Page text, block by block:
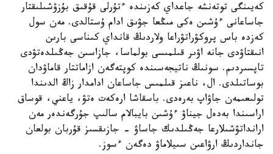
كەيىنگى توتەنشە جاعداي كەزىندە ءتۇرلى قۇقىق بۇزۋشىلىقتار
جاساعانى ءۇشىن ەكى مىڭعا جۋىق ادام ۇستالدى. مەن سول
كەزدە باس پروكۋراتۋراعا ولاردىڭ قانداي كىناسى بارىن
انىقتاۋدى جانە اۋىر قىلمىسى بولماسا، جازاسىن جەڭىلدەتۋدى
تاپسىردىم. سونىڭ ناتيجەسىندە كوپتەگەن ازاماتتار قاماۋدان
بوساتىلدى. ال، ناعىز قىلمىس جاساعان ادامدار زاڭ الدىندا
تولىعىمەن جاۋاپ بەرەدى. باسقاشا ارەكەت ەتۋ، ياعني، قوساق
اراسىندا بەدەل جيناۋ ءۇشىن بايبالام سالىپ جۇرگەندەر مەن
ارانداتۋشىلارعا جەڭىلدىك جاساۋ - جازىقسىز قۇربان بولعان
جانداردىڭ ارۋاعىن سىيلاماۋ دەگەن ءسوز.